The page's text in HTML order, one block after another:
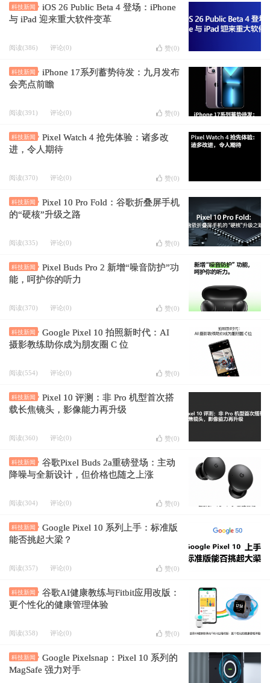
科技新闻
iOS 26 Public Beta 4 登场：iPhone
与 iPad 迎来重大软件变革
阅读(386) 评论(0) 赞(0)
科技新闻
iPhone 17系列蓄势待发：九月发布
会亮点前瞻
阅读(391) 评论(0) 赞(0)
科技新闻
Pixel Watch 4 抢先体验：诸多改
进，令人期待
阅读(370) 评论(0) 赞(0)
科技新闻
Pixel 10 Pro Fold：谷歌折叠屏手机
的“硬核”升级之路
阅读(335) 评论(0) 赞(0)
科技新闻
Pixel Buds Pro 2 新增“噪音防护”功
能，呵护你的听力
阅读(370) 评论(0) 赞(0)
科技新闻
Google Pixel 10 拍照新时代：AI
摄影教练助你成为朋友圈 C 位
阅读(554) 评论(0) 赞(0)
科技新闻
Pixel 10 评测：非 Pro 机型首次搭
载长焦镜头，影像能力再升级
阅读(360) 评论(0) 赞(0)
科技新闻
谷歌Pixel Buds 2a重磅登场：主动
降噪与全新设计，但价格也随之上涨
阅读(304) 评论(0) 赞(0)
科技新闻
Google Pixel 10 系列上手：标准版
能否挑起大梁？
阅读(357) 评论(0) 赞(0)
科技新闻
谷歌AI健康教练与Fitbit应用改版：
更个性化的健康管理体验
阅读(358) 评论(0) 赞(0)
科技新闻
Google Pixelsnap：Pixel 10 系列的
MagSafe 强力对手